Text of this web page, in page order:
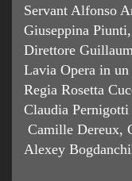
Servant Alfonso
Giuseppina
Direttore
Lavia Opera in
Regia Rosetta
Claudia
Camille Dereux,
Alexey